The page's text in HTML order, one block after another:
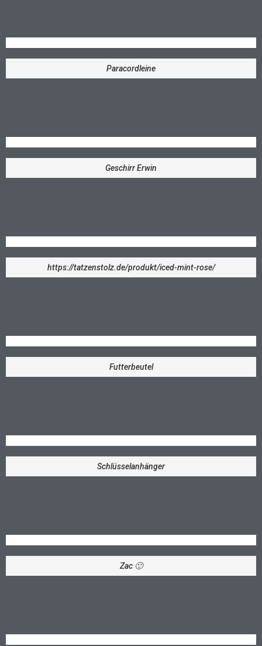
Paracordleine
Geschirr Erwin
https://tatzenstolz.de/produkt/iced-mint-rose/
Futterbeutel
Schlüsselanhänger
Zac 🙂